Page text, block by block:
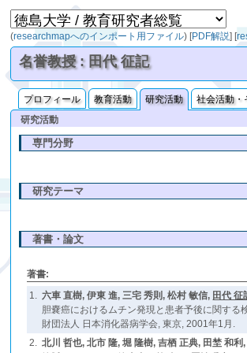
(researchmapへのインポート用ファイル) [PDF解説] [
名誉教授 : 田代 征記
プロフィール 教育活動 研究活動 社会活動・
研究活動
専門分野
研究テーマ
著書・論文
著書:
1. 六車 直樹, 伊東 進, 三宅 秀則, 松村 敏信, 田代 征
胆嚢癌におけるムチン発現と患者予後に関する
財団法人 日本消化器病学会, 東京, 2001年1月.
2. 北川 哲也, 北市 隆, 堀 隆樹, 吉栖 正典, 田埜 和